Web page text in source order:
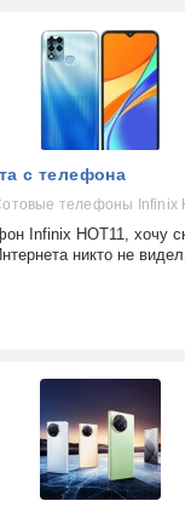
с телефона
телефоны Infinix
Infinix HOT11, хочу
никто не